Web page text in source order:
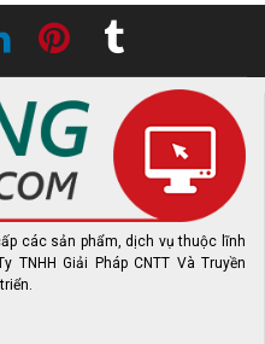
các sản phẩm, dịch vụ thuộc lĩnh
TNHH Giải Pháp CNTT Và Truyền